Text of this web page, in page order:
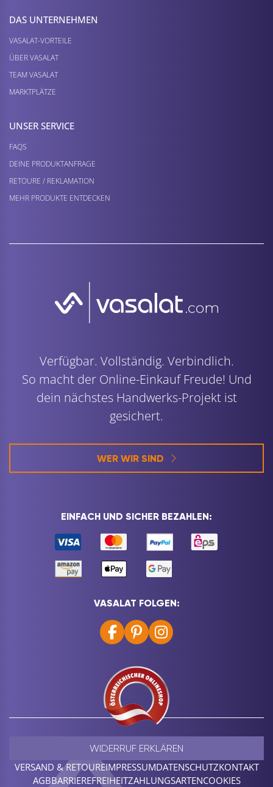
DAS UNTERNEHMEN
VASALAT-VORTEILE
ÜBER VASALAT
TEAM VASALAT
MARKTPLÄTZE
UNSER SERVICE
FAQS
DEINE PRODUKTANFRAGE
RETOURE / REKLAMATION
MEHR PRODUKTE ENTDECKEN
Verfügbar. Vollständig. Verbindlich.
So macht der Online-Einkauf Freude! Und
dein nächstes Handwerks-Projekt ist
gesichert.
WER WIR SIND
EINFACH UND SICHER BEZAHLEN:
VASALAT FOLGEN:
VERSAND & RETOUREIMPRESSUMDATENSCHUTZKONTAKT
AGBBARRIEREFREIHEITZAHLUNGSARTENCOOKIES
WIDERRUF ERKLÄREN